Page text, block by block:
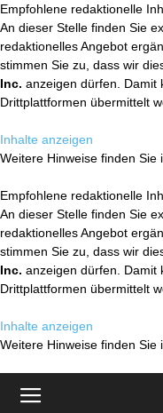
Empfohlene redaktionelle
An dieser Stelle finden Sie
redaktionelles Angebot
stimmen Sie zu, dass wir
Inc. anzeigen dürfen. Damit
Drittplattformen übermittelt
Inhalte anzeigen
Weitere Hinweise finden Sie
Empfohlene redaktionelle
An dieser Stelle finden Sie
redaktionelles Angebot
stimmen Sie zu, dass wir
Inc. anzeigen dürfen. Damit
Drittplattformen übermittelt
Inhalte anzeigen
Weitere Hinweise finden Sie